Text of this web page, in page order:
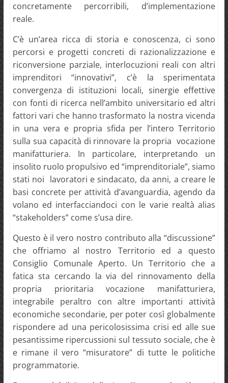
concretamente percorribili, d’implementazione
reale.
C’è un’area ricca di storia e conoscenza, ci sono
percorsi e progetti concreti di razionalizzazione e
riconversione parziale, interlocuzioni reali con altri
imprenditori “innovativi”, c’è la sperimentata
convergenza di istituzioni locali, sinergie effettive
con fonti di ricerca nell’ambito universitario ed altri
fattori vari che hanno trasformato la nostra vicenda
in una vera e propria sfida per l’intero Territorio
sulla sua capacità di rinnovare la propria vocazione
manifatturiera. In particolare, interpretando un
insolito ruolo propulsivo ed “imprenditoriale”, siamo
stati noi lavoratori e sindacato, da anni, a creare le
basi concrete per attività d’avanguardia, agendo da
volano ed interfacciandoci con le varie realtà alias
“stakeholders” come s’usa dire.
Questo è il vero nostro contributo alla “discussione”
che offriamo al nostro Territorio ed a questo
Consiglio Comunale Aperto. Un Territorio che a
fatica sta cercando la via del rinnovamento della
propria prioritaria vocazione manifatturiera,
integrabile peraltro con altre importanti attività
economiche secondarie, per poter così globalmente
rispondere ad una pericolosissima crisi ed alle sue
pesantissime ripercussioni sul tessuto sociale, che è
e rimane il vero “misuratore” di tutte le politiche
programmatorie.